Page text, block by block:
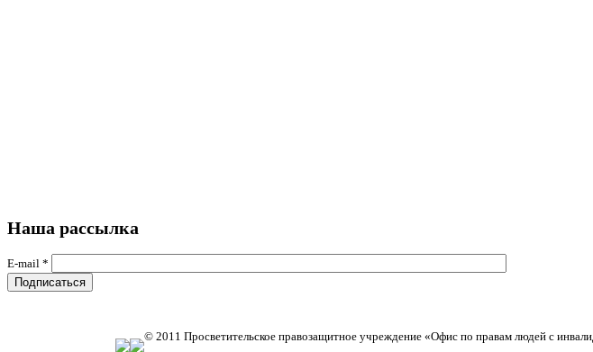
Наша рассылка
E-mail *
© 2011 Просветительское правозащитное учреждение «Офис по правам людей с